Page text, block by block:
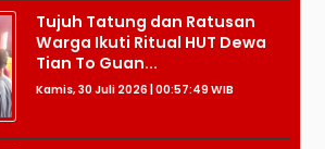
Tujuh Tatung dan Ratusan
Warga Ikuti Ritual HUT Dewa
Tian To Guan...
Kamis, 30 Juli 2026 | 00:57:49 WIB